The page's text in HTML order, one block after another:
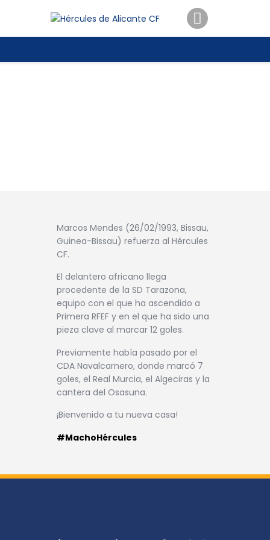
ENTRADAS
TIENDA
Marcos Mendes (26/02/1993, Bissau,
Guinea-Bissau) refuerza al Hércules
CF.
El delantero africano llega
procedente de la SD Tarazona,
equipo con el que ha ascendido a
Primera RFEF y en el que ha sido una
pieza clave al marcar 12 goles.
Previamente había pasado por el
CDA Navalcarnero, donde marcó 7
goles, el Real Murcia, el Algeciras y la
cantera del Osasuna.
¡Bienvenido a tu nueva casa!
#MachoHércules